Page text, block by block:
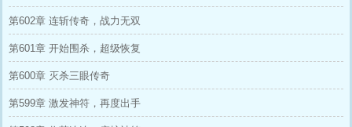
第602章 连斩传奇，战力无双
第601章 开始围杀，超级恢复
第600章 灭杀三眼传奇
第599章 激发神符，再度出手